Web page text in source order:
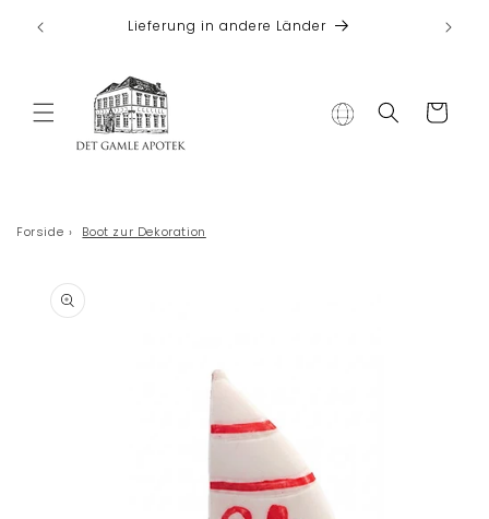
Inhalt
Lieferung in andere Länder
Warenkorb
Forside › Boot zur Dekoration